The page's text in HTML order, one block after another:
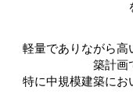
軽量でありながら高
築計画
特に中規模建築にお